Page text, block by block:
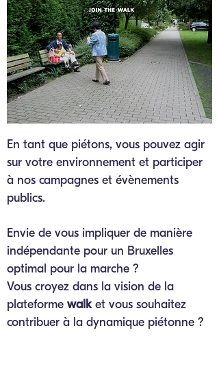
En tant que piétons, vous pouvez agir
sur votre environnement et participer
à nos campagnes et évènements
publics.
Envie de vous impliquer de manière
indépendante pour un Bruxelles
optimal pour la marche ?
Vous croyez dans la vision de la
plateforme walket vous souhaitez
contribuer à la dynamique piétonne ?